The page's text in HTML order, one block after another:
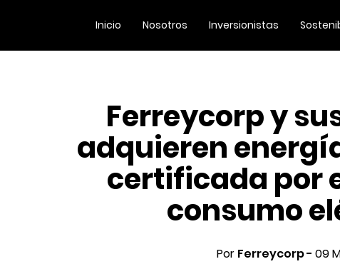
Inicio Nosotros Inversionistas
Ferreycorp y
adquieren
certificada por
consumo
Por Ferreycorp - 09